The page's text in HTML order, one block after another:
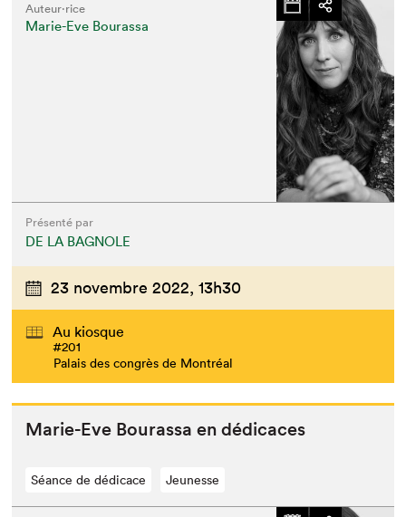
Auteur·rice
Marie-Eve Bourassa
Présenté par
DE LA BAGNOLE
23 novembre 2022, 13h30
Au kiosque
#201
Palais des congrès de Montréal
Marie-Eve Bouras­sa en dédicaces
Séance de dédicace Jeunesse